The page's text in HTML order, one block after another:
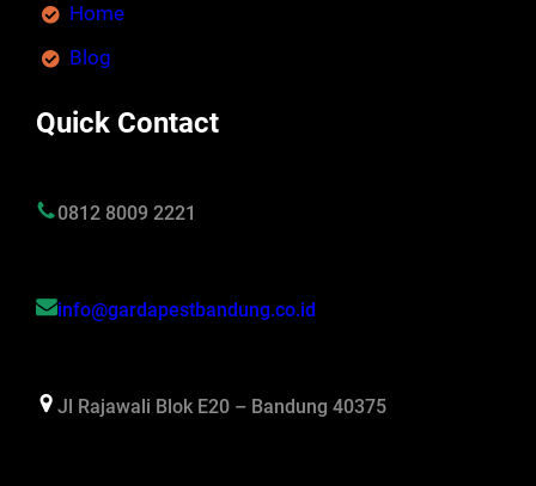
Home
Blog
Quick Contact
0812 8009 2221
info@gardapestbandung.co.id
Jl Rajawali Blok E20 – Bandung 40375